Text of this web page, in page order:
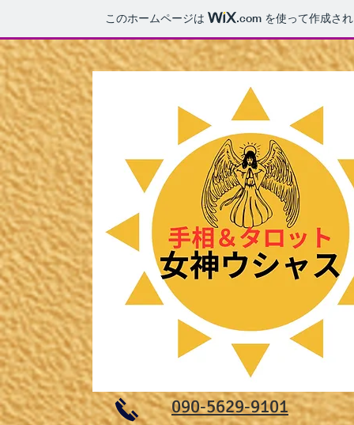
このホームページは .com を使って作成さ
​090‐5629‐9101